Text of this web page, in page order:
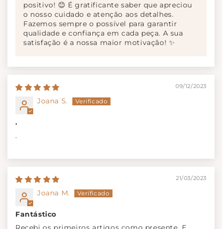
positivo! 😊 É gratificante saber que apreciou
o nosso cuidado e atenção aos detalhes.
Fazemos sempre o possível para garantir
qualidade e confiança em cada peça. A sua
satisfação é a nossa maior motivação! ✨
09/12/2023
Joana S.
.
.
21/03/2023
Joana M.
Fantástico